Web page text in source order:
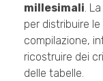
millesimali .
per distribuire
compilazione,
ricostruire dei
delle tabelle.